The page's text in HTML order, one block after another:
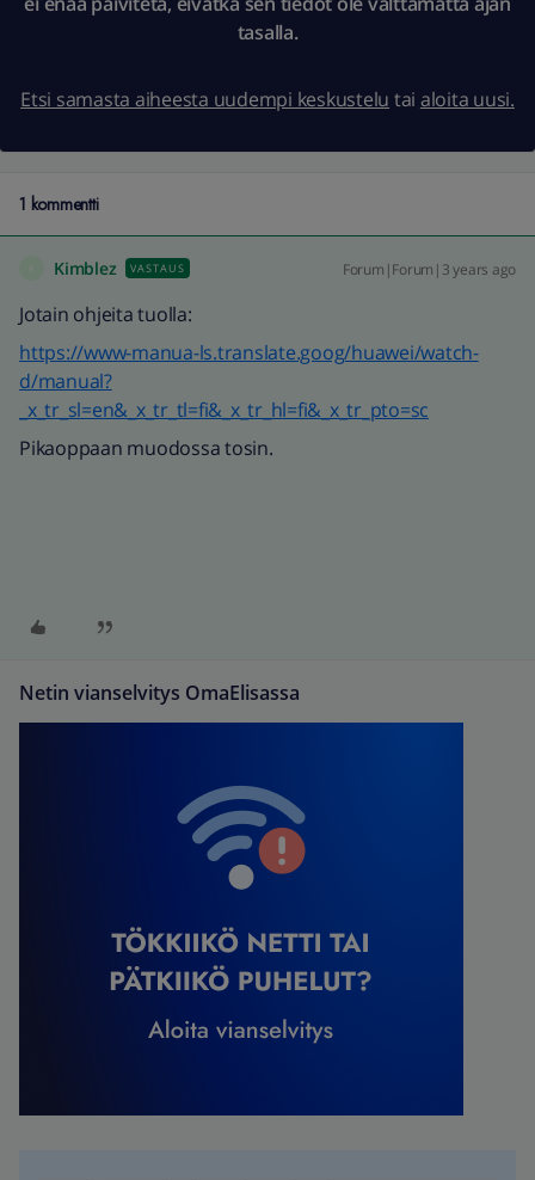
tasalla.
Etsi samasta aiheesta uudempi keskustelu tai aloita uusi.
1 kommentti
Kimblez VASTAUS Forum|Forum|3 years ago
Jotain ohjeita tuolla:
https://www-manua-ls.translate.goog/huawei/watch-
d/manual?
_x_tr_sl=en&_x_tr_tl=fi&_x_tr_hl=fi&_x_tr_pto=sc
Pikaoppaan muodossa tosin.
Netin vianselvitys OmaElisassa